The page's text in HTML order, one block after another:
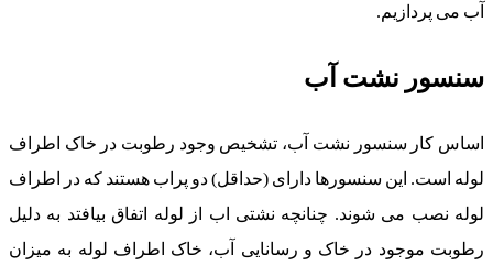
آب می پردازیم.
سنسور نشت آب
اساس کار سنسور نشت آب، تشخیص وجود رطوبت در خاک اطراف
لوله است. این سنسورها دارای (حداقل) دو پراب هستند که در اطراف
لوله نصب می شوند. چنانچه نشتی اب از لوله اتفاق بیافتد به دلیل
رطوبت موجود در خاک و رسانایی آب، خاک اطراف لوله به میزان